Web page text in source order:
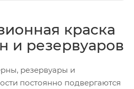
краска
и резервуаров
резервуары и
постоянно подвергаются